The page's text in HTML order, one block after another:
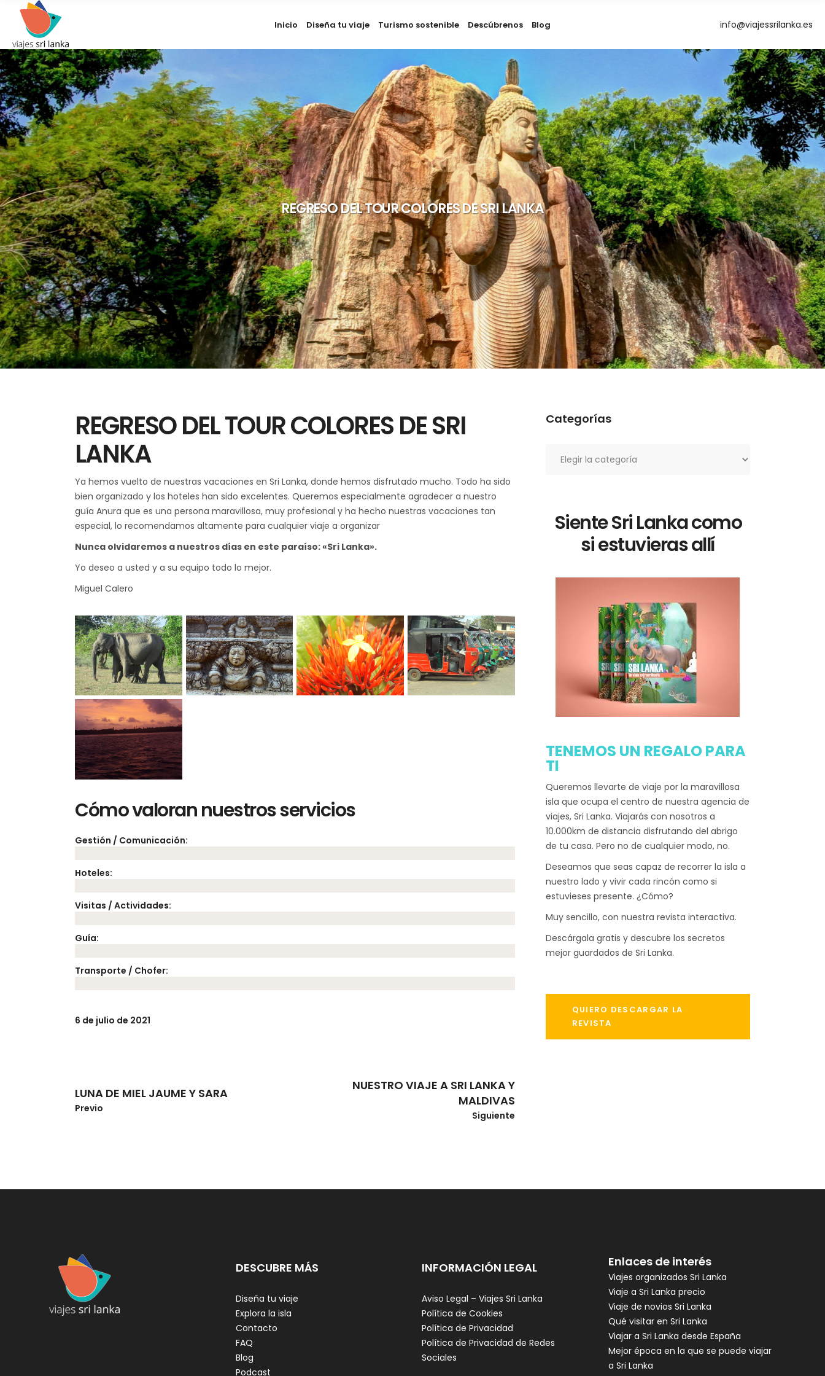
Inicio Diseña tu viaje Turismo sostenible Descúbrenos Blog info@viajessrilanka.es
REGRESO DEL TOUR COLORES DE SRI LANKA
REGRESO DEL TOUR COLORES DE SRI
LANKA
Ya hemos vuelto de nuestras vacaciones en Sri Lanka, donde hemos disfrutado mucho. Todo ha sido
bien organizado y los hoteles han sido excelentes. Queremos especialmente agradecer a nuestro
guía Anura que es una persona maravillosa, muy profesional y ha hecho nuestras vacaciones tan
especial, lo recomendamos altamente para cualquier viaje a organizar
Nunca olvidaremos a nuestros días en este paraíso: «Sri Lanka».
Yo deseo a usted y a su equipo todo lo mejor.
Miguel Calero
Cómo valoran nuestros servicios
Gestión / Comunicación:
Hoteles:
Visitas / Actividades:
Guía:
Transporte / Chofer:
6 de julio de 2021
LUNA DE MIEL JAUME Y SARA
Previo
NUESTRO VIAJE A SRI LANKA Y
MALDIVAS
Siguiente
Categorías
Siente Sri Lanka como
si estuvieras allí
TENEMOS UN REGALO PARA
TI
Queremos llevarte de viaje por la maravillosa
isla que ocupa el centro de nuestra agencia de
viajes, Sri Lanka. Viajarás con nosotros a
10.000km de distancia disfrutando del abrigo
de tu casa. Pero no de cualquier modo, no.
Deseamos que seas capaz de recorrer la isla a
nuestro lado y vivir cada rincón como si
estuvieses presente. ¿Cómo?
Muy sencillo, con nuestra revista interactiva.
Descárgala gratis y descubre los secretos
mejor guardados de Sri Lanka.
QUIERO DESCARGAR LA
REVISTA
DESCUBRE MÁS
Diseña tu viaje
Explora la isla
Contacto
FAQ
Blog
Podcast
INFORMACIÓN LEGAL
Aviso Legal – Viajes Sri Lanka
Política de Cookies
Política de Privacidad
Política de Privacidad de Redes
Sociales
Enlaces de interés
Viajes organizados Sri Lanka
Viaje a Sri Lanka precio
Viaje de novios Sri Lanka
Qué visitar en Sri Lanka
Viajar a Sri Lanka desde España
Mejor época en la que se puede viajar
a Sri Lanka